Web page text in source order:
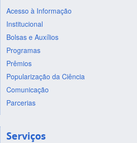
Acesso à Informação
Institucional
Bolsas e Auxílios
Programas
Prêmios
Popularização da Ciência
Comunicação
Parcerias
Serviços